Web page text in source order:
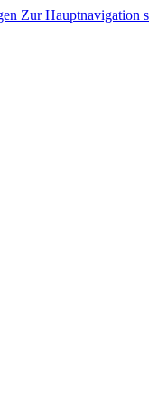
Zur Hauptnavigation